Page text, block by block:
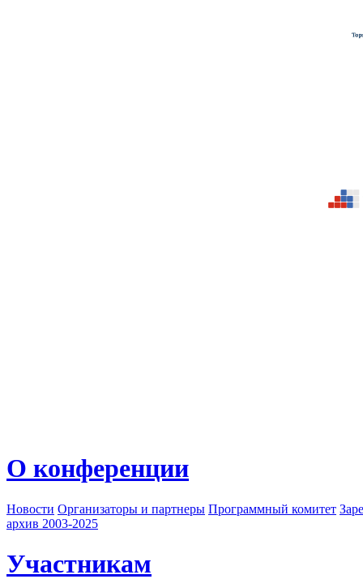
О конференции
Новости Организаторы и партнеры Программный комитет
архив 2003-2025
Участникам